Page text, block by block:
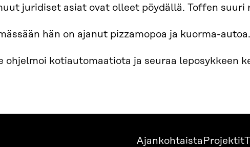
juridiset asiat ovat olleet pöydällä. Toffen suuri
hän on ajanut pizzamopoa ja kuorma-autoa.
ohjelmoi kotiautomaatiota ja seuraa leposykkeen
Ajankohtaista Projektit